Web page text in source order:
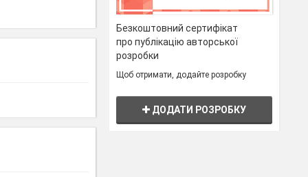
Безкоштовний сертифікат
про публікацію авторської
розробки
Щоб отримати, додайте розробку
ДОДАТИ РОЗРОБКУ